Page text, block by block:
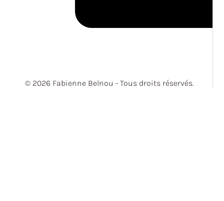
© 2026 Fabienne Belnou - Tous droits réservés.